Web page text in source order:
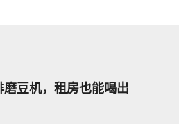
豆机，租房也能喝出